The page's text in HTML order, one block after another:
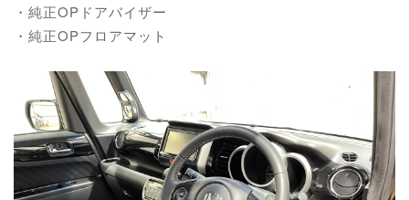
・純正OPドアバイザー
・純正OPフロアマット